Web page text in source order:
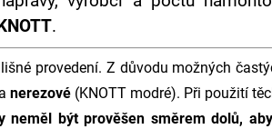
.
provedení. Z důvodu možných
nerezové (KNOTT modré). Při použití
být prověšen směrem dolů,